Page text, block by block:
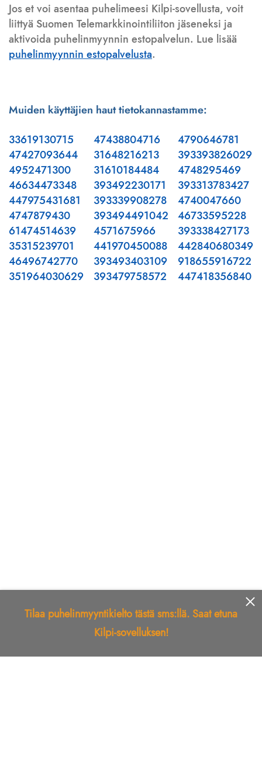
Jos et voi asentaa puhelimeesi Kilpi-sovellusta, voit
liittyä Suomen Telemarkkinointiliiton jäseneksi ja
aktivoida puhelinmyynnin estopalvelun. Lue lisää
puhelinmyynnin estopalvelusta.
Muiden käyttäjien haut tietokannastamme:
33619130715
47427093644
4952471300
46634473348
447975431681
4747879430
61474514639
35315239701
46496742770
351964030629
47438804716
31648216213
31610184484
393492230171
393339908278
393494491042
4571675966
441970450088
393493403109
393479758572
4790646781
393393826029
4748295469
393313783427
4740047660
46733595228
393338427173
442840680349
918655916722
447418356840
Tilaa puhelinmyyntikielto tästä sms:llä. Saat etuna
Kilpi-sovelluksen!